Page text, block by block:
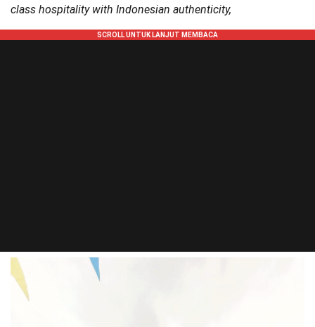
class hospitality with Indonesian authenticity,